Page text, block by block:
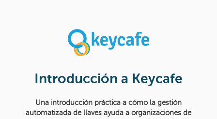
Introducción a Keycafe
Una introducción práctica a cómo la gestión
automatizada de llaves ayuda a organizaciones de